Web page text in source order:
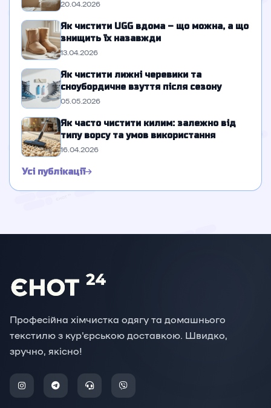
20.04.2026
Як чистити UGG вдома – що можна, а що
знищить їх назавжди
13.04.2026
Як чистити лижні черевики та
сноубордичне взуття після сезону
05.05.2026
Як часто чистити килим: залежно від
типу ворсу та умов використання
16.04.2026
Усі публікації
Професійна хімчистка одягу та домашнього
текстилю з кур'єрською доставкою. Швидко,
зручно, якісно!